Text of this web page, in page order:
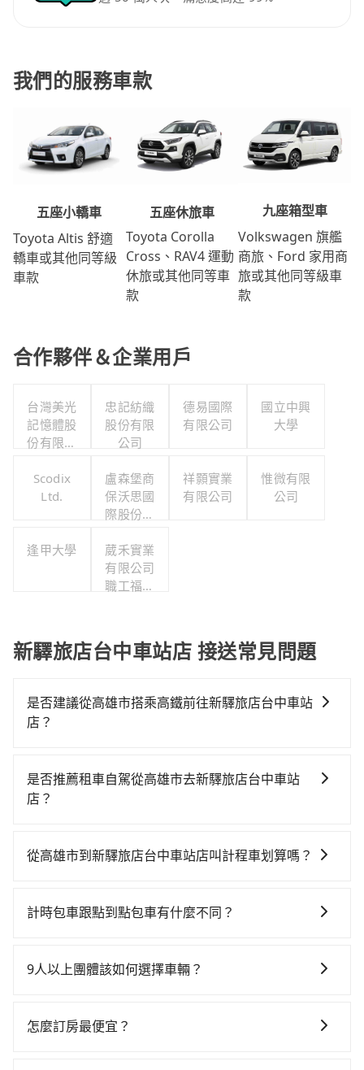
我們的服務車款
五座小轎車
Toyota Altis 舒適
轎車或其他同等級
車款
五座休旅車
Toyota Corolla
Cross、RAV4 運動
休旅或其他同等車
款
九座箱型車
Volkswagen 旗艦
商旅、Ford 家用商
旅或其他同等級車
款
合作夥伴＆企業用戶
台灣美光
記憶體股
份有限公
忠記紡織
股份有限
公司
德易國際
有限公司
國立中興
大學
Scodix
Ltd.
盧森堡商
保沃思國
際股份有
祥顥實業
有限公司
惟微有限
公司
逢甲大學
葳禾實業
有限公司
職工福利
新驛旅店台中車站店 接送常見問題
是否建議從高雄市搭乘高鐵前往新驛旅店台中車站
店？
較貴、費時！從最早05:50一直到22:55，左營-台中一天
最多有90班次高鐵可搭乘。假設從高雄市小港區前往最
排隊的時間約20分鐘，再乘坐42~69分鐘（平均57分）
花35分鐘、車費400元後，抵達新驛旅店台中車站店 (台
元。但如果全程使用tripool並到府專車接送，則每人平
額外浪費11分鐘在轉乘與等車上，現在還不馬上來預約
是否推薦租車自駕從高雄市去新驛旅店台中車站
店？
時不需要閉目養神（因為要自己開車），最重要的是你
$115~205承租小轎車，每公里再額外加收$3.2，從高雄
達目的地後多久原路返回），雖已將eTag和可能的每小
車型，如Toyota Yaris、Prius C、Vios這類乘坐體驗較
從高雄市到新驛旅店台中車站店叫計程車划算嗎？
灣大車隊、Uber、Line Taxi、Yoxi等。依照里程跳錶計
tripool都是你從高雄市到新驛旅店台中車站店的最佳選
計時包車跟點到點包車有什麼不同？
不同之處： 計時包車：計時包車是按照用車時間來計
多個地點間來回穿梭的客戶，例如市區觀光、商務差旅
9人以上團體該如何選擇車輛？
9人以上之廂型車，其實屬違法。在現行法律下，營業小
怎麼訂房最便宜？